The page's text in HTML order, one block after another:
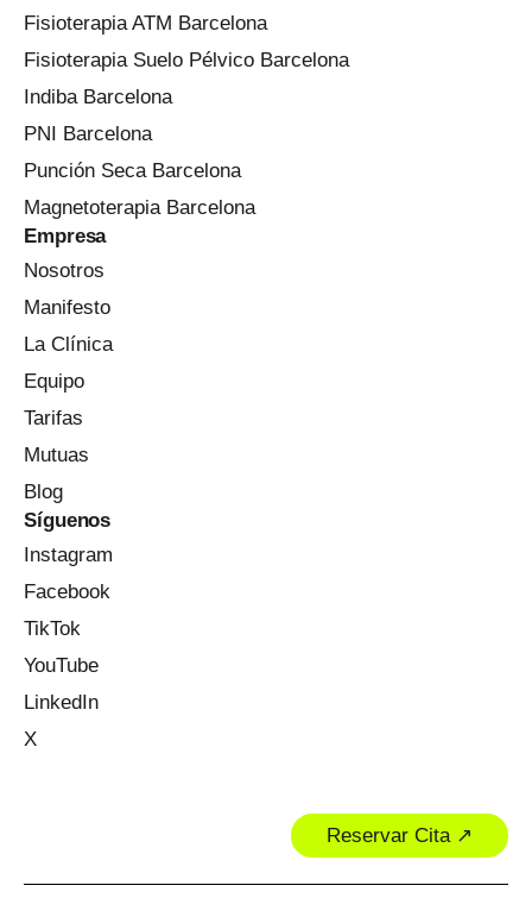
Fisioterapia ATM Barcelona
Fisioterapia Suelo Pélvico Barcelona
Indiba Barcelona
PNI Barcelona
Punción Seca Barcelona
Magnetoterapia Barcelona
Empresa
Nosotros
Manifesto
La Clínica
Equipo
Tarifas
Mutuas
Blog
Síguenos
Instagram
Facebook
TikTok
YouTube
LinkedIn
X
Reservar Cita ↗︎